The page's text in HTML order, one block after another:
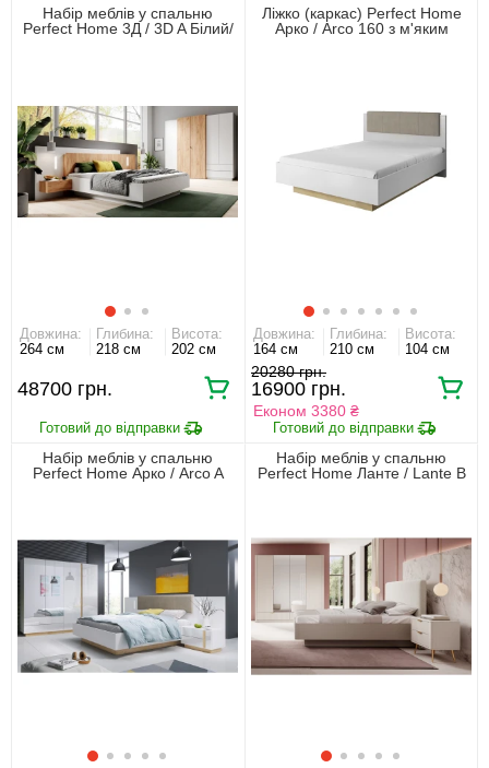
Набір меблів у спальню
Perfect Home 3Д / 3D A Білий/
Довжина:
264 см
Глибина:
218 см
Висота:
202 см
48700 грн.
Ліжко (каркас) Perfect Home
Арко / Arco 160 з м'яким
Довжина:
164 см
Глибина:
210 см
Висота:
104 см
20280 грн.
16900 грн.
Економ 3380 ₴
Набір меблів у спальню
Perfect Home Арко / Arco A
Набір меблів у спальню
Perfect Home Ланте / Lante B